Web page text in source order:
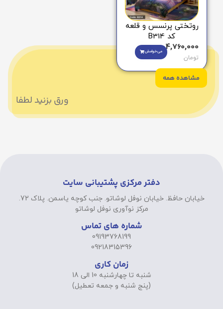
روتختی پرنسس و قلعه
کد B314
4,760,000
تومان
می‌خوامش
مشاهده همه
ورق بزنید لطفا
دفتر مرکزی پشتیبانی سایت
خیابان حافظ. خیابان نوفل لوشاتو. جنب کوچه یاسمن. پلاک 72.
مرکز نوآوری نوفل لوشاتو
شماره های تماس
09193768199
09218315396
زمان کاری
شنبه تا چهارشنبه 10 الی 18
(پنج شنبه و جمعه تعطیل)